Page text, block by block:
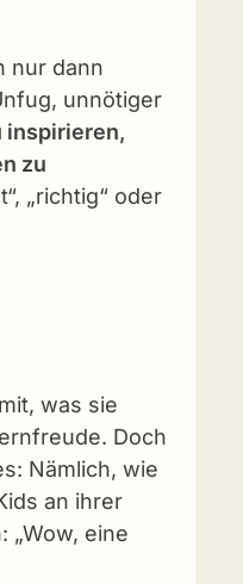
nur dann
unnötiger
inspirieren,
zu
„richtig“ oder
was sie
Doch
Nämlich, wie
an ihrer
„Wow, eine